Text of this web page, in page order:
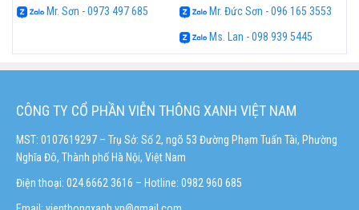
Mr. Sơn - 0973 497 685
Mr. Đức Sơn - 096 165 3553
Ms. Lan - 098 939 5445
CÔNG TY CỔ PHẦN VIỄN THÔNG XANH VIỆT NAM
MST: 0107619297 – Trụ Sở: Số 2, ngõ 53 Đường Phạm Tuấn Tài, Phường
Nghĩa Đô, Thành phố Hà Nội, Việt Nam
Điện thoại: 024.6662 3616 – Hotline: 0982 960 685